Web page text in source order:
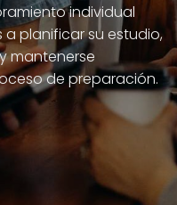
individual
planificar su estudio,
mantenerse
de preparación.